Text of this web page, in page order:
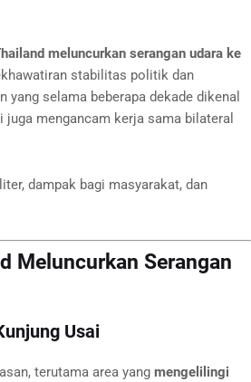
meluncurkan serangan udara ke
stabilitas politik dan
yang selama beberapa dekade dikenal
mengancam kerja sama bilateral
dampak bagi masyarakat, dan
Meluncurkan Serangan
Usai
terutama area yang mengelilingi